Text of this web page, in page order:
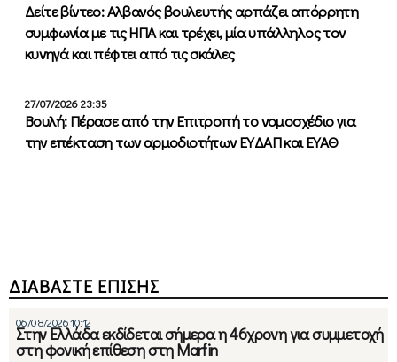
Δείτε βίντεο: Αλβανός βουλευτής αρπάζει απόρρητη
συμφωνία με τις ΗΠΑ και τρέχει, μία υπάλληλος τον
κυνηγά και πέφτει από τις σκάλες
27/07/2026 23:35
Βουλή: Πέρασε από την Επιτροπή το νομοσχέδιο για
την επέκταση των αρμοδιοτήτων ΕΥΔΑΠ και ΕΥΑΘ
ΔΙΑΒΑΣΤΕ ΕΠΙΣΗΣ
06/08/2026 10:12
Στην Ελλάδα εκδίδεται σήμερα η 46χρονη για συμμετοχή
στη φονική επίθεση στη Marfin